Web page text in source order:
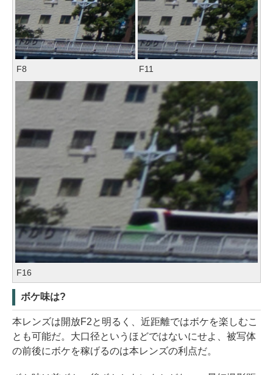
F8 F11
F16
ボケ味は?
本レンズは開放F2と明るく、近距離ではボケを楽しむこ
とも可能だ。大口径というほどではないにせよ、被写体
の前後にボケを稼げるのは本レンズの利点だ。